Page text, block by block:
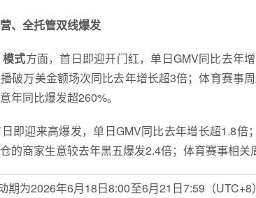
、全托管双线爆发
模式方面，首日即迎开门红，单日GMV同比去年
破万美金额场次同比去年增长超3倍；体育赛事
年同比爆发超260%。
即迎来高爆发，单日GMV同比去年增长超1.8
的商家生意较去年黑五爆发2.4倍；体育赛事相关
期为2026年6月18日8:00至6月21日7:59（